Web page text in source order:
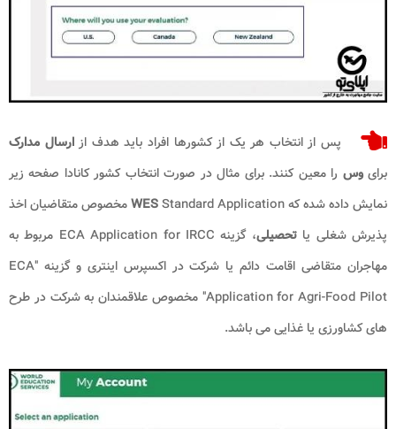
پس از انتخاب هر یک از کشورها افراد باید هدف ازارسال مدارک
برایوس را معین کنند. برای مثال در صورت انتخاب کشور کانادا صفحه زیر
نمایش داده شده که
WESStandard Application مخصوص متقاضیان اخذ
پذیرش شغلی یاتحصیلی
، گزینه ECA Application for IRCC مربوط به
مهاجران متقاضی اقامت دائم یا شرکت در اکسپرس اینتری و گزینه "ECA
Application for Agri-Food Pilot" مخصوص علاقمندان به شرکت در طرح
های کشاورزی یا غذایی می باشد.